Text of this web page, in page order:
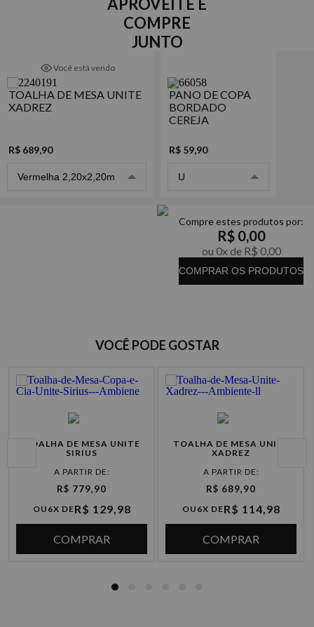
Opções de Parcelamento
Cartão de
à vista R$ 689,90
celebrações. Feita com material de qualidade e fácil de cuidar, é
a escolha perfeita para deixar cada momento ainda mais
especial. Garanta a sua e encante seus convidados!
Retangular 12 lugares: 1,80 x 3,20m
Quadrada 8 lugares: 2,20 x 2,20m
Marca
Copa & Cia
APROVEITE E
COMPRE
JUNTO
Você está vendo
TOALHA DE MESA UNITE
XADREZ
R$ 689,90
Vermelha 2,20x2,20m
PANO DE COPA
BORDADO
CEREJA
R$ 59,90
U
Compre estes produtos por:
R$ 0,00
ou 0x de R$ 0,00
COMPRAR OS PRODUTOS
VOCÊ PODE GOSTAR
TOALHA DE MESA UNITE
SIRIUS
R$ 779,90
OU 6X DER$ 129,98
COMPRAR
TOALHA DE MESA UNITE
XADREZ
R$ 689,90
OU 6X DER$ 114,98
COMPRAR